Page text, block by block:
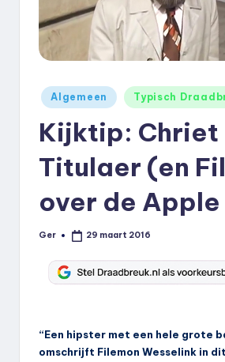
Geplaatst
in
Algemeen Typisch
Kijktip: Chriet
Titulaer (en
over de
Geplaatst
Ger 29 maart 2016
“Een hipster met een hele grote
omschrijft Filemon Wesselink in